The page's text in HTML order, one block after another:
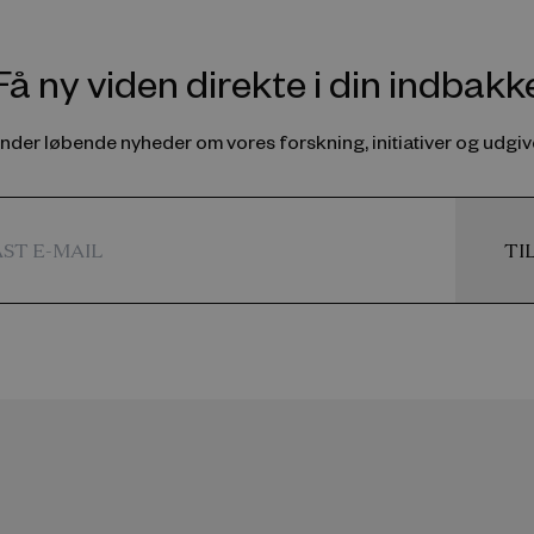
ny viden direkte i din
løbende nyheder om vores forskning, initiativer og